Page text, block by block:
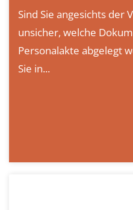
Sind Sie angesichts der
unsicher, welche
Personalakte abgelegt
Sie in...